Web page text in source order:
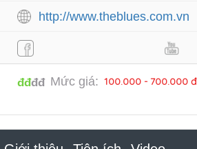
http://www.theblues.com.vn
đđđđ Mức giá: 100.000 - 700.000 đ